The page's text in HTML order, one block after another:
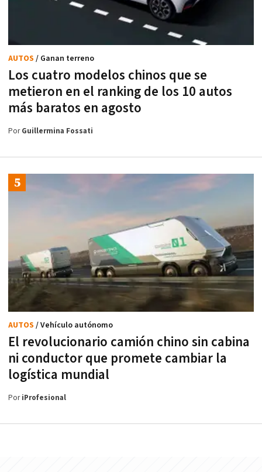
Los cuatro modelos chinos que se
metieron en el ranking de los 10 autos
más baratos en agosto
AUTOS / Ganan terreno
PorGuillermina Fossati
El revolucionario camión chino sin cabina
ni conductor que promete cambiar la
logística mundial
AUTOS / Vehículo autónomo
PoriProfesional